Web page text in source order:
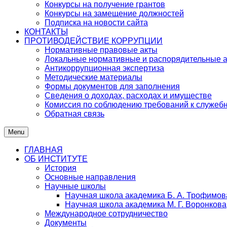
Конкурсы на получение грантов
Конкурсы на замещение должностей
Подписка на новости сайта
КОНТАКТЫ
ПРОТИВОДЕЙСТВИЕ КОРРУПЦИИ
Нормативные правовые акты
Локальные нормативные и распорядительные
Антикоррупционная экспертиза
Методические материалы
Формы документов для заполнения
Сведения о доходах, расходах и имуществе
Комиссия по соблюдению требований к
Обратная связь
Menu
ГЛАВНАЯ
ОБ ИНСТИТУТЕ
История
Основные направления
Научные школы
Научная школа академика Б. А.
Научная школа академика М. Г. Воронкова
Международное сотрудничество
Документы